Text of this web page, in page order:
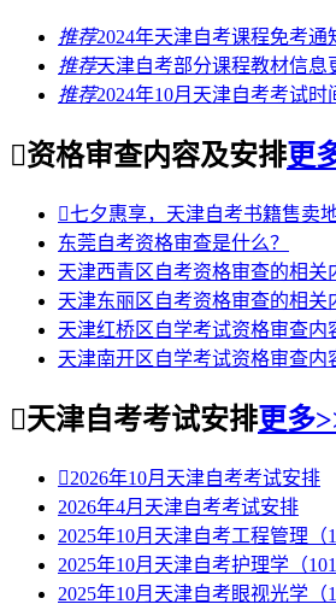
推荐2024年天津自考课程免考通
推荐天津自考部分课程教材信息
推荐2024年10月天津自考考试时
资格审查内容及安排更
七夕惠享，天津自考书籍售卖地
东莞自考资格审查是什么？
天津西青区自考资格审查的相关
天津东丽区自考资格审查的相关
天津红桥区自学考试资格审查内
天津南开区自学考试资格审查内
天津自考考试安排更多
2026年10月天津自考考试安排
2026年4月天津自考考试安排
2025年10月天津自考工程管理（
2025年10月天津自考护理学（
2025年10月天津自考眼视光学（